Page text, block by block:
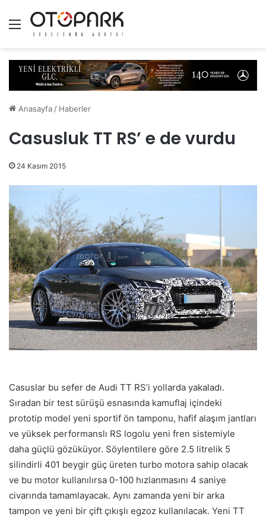
Menü
Anasayfa / Haberler
Casusluk TT RS’ e de vurdu
24 Kasım 2015
Casuslar bu sefer de Audi TT RS’i yollarda yakaladı.
Sıradan bir test sürüşü esnasında kamuflaj içindeki
prototip model yeni sportif ön tamponu, hafif alaşım jantları
ve yüksek performanslı RS logolu yeni fren sistemiyle
daha güçlü gözüküyor. Söylentilere göre 2.5 litrelik 5
silindirli 401 beygir güç üreten turbo motora sahip olacak
ve bu motor kullanılırsa 0-100 hızlanmasını 4 saniye
civarında tamamlayacak. Aynı zamanda yeni bir arka
tampon ve yeni bir çift çıkışlı egzoz kullanılacak. Yeni TT